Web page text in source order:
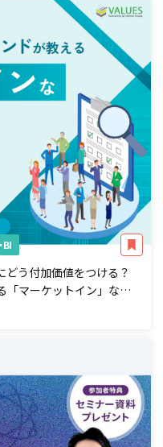
BI
どう付加価値をつける？
「マーケットイン」な商